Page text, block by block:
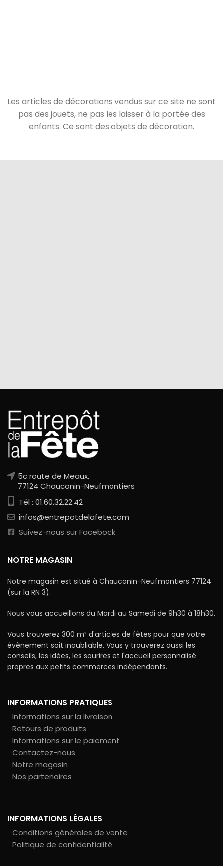
Les articles de décorations vendus sur ce site ne sont
pas des jouets, ne pas les laisser à la portée des
enfants. Ce sont des objets de décoration.
5c route de Meaux,
77124 Chauconin-Neufmontiers
Tél : 01.60.32.22.42
infos@entrepotdelafete.com
Suivez-nous sur Facebook
NOTRE MAGASIN
Notre magasin est situé à Chauconin-Neufmontiers 77124
(sur la RN 3).
Nous vous accueillons du Mardi au Samedi de 9h30 à 18h30.
Vous trouverez 300 m² d'articles de fêtes pour que votre
évènement soit inoubliable. Vous y trouverez aussi les
conseils, les idées, les sourires et l'accueil personnalisé
propres aux petits commerces indépendants.
INFORMATIONS PRATIQUES
Informations sur la livraison
Retours de produits
Informations sur le paiement
Contactez-nous
Notre magasin
Nos partenaires
INFORMATIONS LÉGALES
Conditions générales de vente
Politique de confidentialité